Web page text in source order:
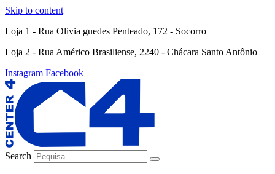
Skip to content
Loja 1 - Rua Olivia guedes Penteado, 172 - Socorro
Loja 2 - Rua Américo Brasiliense, 2240 - Chácara Santo Antônio
Instagram Facebook
Search